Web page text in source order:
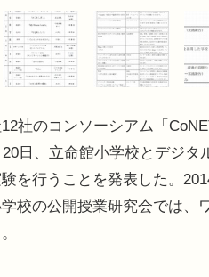
社のコンソーシアム「
日、立命館小学校とデジタ
を行うことを発表した。
校の公開授業研究会では、